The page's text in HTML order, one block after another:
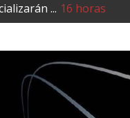
sus venta ... 17 horas
a ICE ... 17 horas
millones d ... 16 horas
...